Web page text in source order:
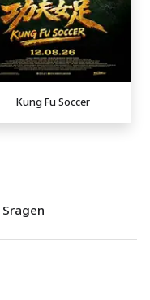
Kung Fu Soccer